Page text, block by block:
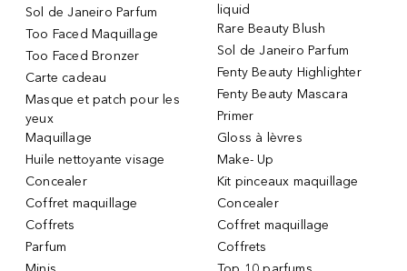
Sol de Janeiro Parfum
Too Faced Maquillage
Too Faced Bronzer
Carte cadeau
Masque et patch pour les
yeux
Maquillage
Huile nettoyante visage
Concealer
Coffret maquillage
Coffrets
Parfum
liquid
Rare Beauty Blush
Sol de Janeiro Parfum
Fenty Beauty Highlighter
Fenty Beauty Mascara
Primer
Gloss à lèvres
Make- Up
Kit pinceaux maquillage
Concealer
Coffret maquillage
Coffrets